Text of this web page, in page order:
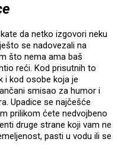
da netko izgovori neku
se nadovezali na
što nema ama baš
reći. Kod prisutnih to
i kod osobe koja je
smisao za humor i
Upadice se najčešće
prilikom ćete nedvojbeno
druge strane koji vam ne
pasti u vodu ili se